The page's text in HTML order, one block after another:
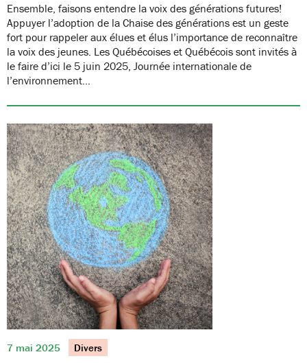
Ensemble, faisons entendre la voix des générations futures!
Appuyer l’adoption de la Chaise des générations est un geste
fort pour rappeler aux élues et élus l’importance de reconnaître
la voix des jeunes. Les Québécoises et Québécois sont invités à
le faire d’ici le 5 juin 2025, Journée internationale de
l’environnement…
7 mai 2025 Divers